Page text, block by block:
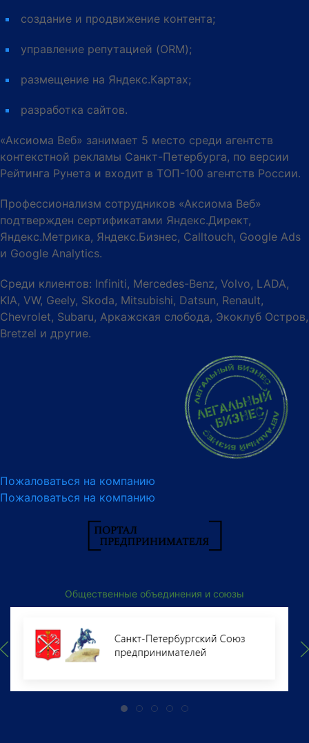
создание и продвижение контента;
управление репутацией (ORM);
размещение на Яндекс.Картах;
разработка сайтов.
«Аксиома Веб» занимает 5 место среди агентств
контекстной рекламы Санкт-Петербурга, по версии
Рейтинга Рунета и входит в ТОП-100 агентств России.
Профессионализм сотрудников «Аксиома Веб»
подтвержден сертификатами Яндекс.Директ,
Яндекс.Метрика, Яндекс.Бизнес, Calltouch, Google Ads
и Google Analytics.
Среди клиентов: Infiniti, Mercedes-Benz, Volvo, LADA,
KIA, VW, Geely, Skoda, Mitsubishi, Datsun, Renault,
Chevrolet, Subaru, Аркажская слобода, Экоклуб Остров,
Bretzel и другие.
Пожаловаться на компанию
Пожаловаться на компанию
Общественные объединения и союзы